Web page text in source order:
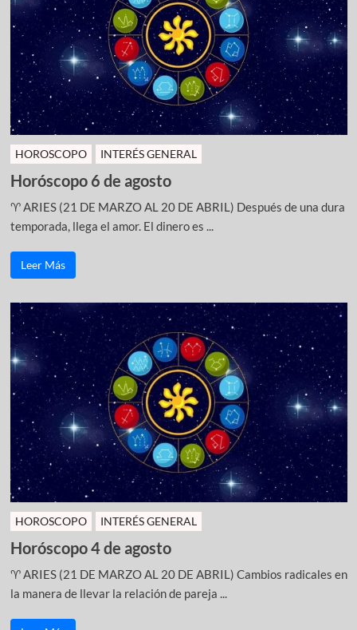
HOROSCOPO INTERÉS GENERAL
Horóscopo 6 de agosto
♈ ARIES (21 DE MARZO AL 20 DE ABRIL) Después de una dura
temporada, llega el amor. El dinero es ...
Leer Más
HOROSCOPO INTERÉS GENERAL
Horóscopo 4 de agosto
♈ ARIES (21 DE MARZO AL 20 DE ABRIL) Cambios radicales en
la manera de llevar la relación de pareja ...